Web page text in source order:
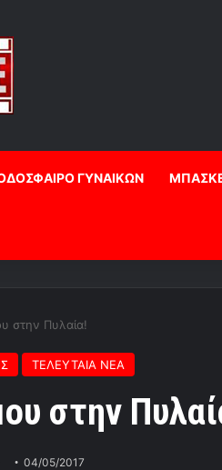
ΓΥΝΑΙΚΩΝ
στην Πυλαία!
ΤΕΛΕΥΤΑΙΑ ΝΕΑ
στην
04/05/2017